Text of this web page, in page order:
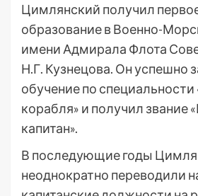
Цимлянский получил
образование в Военно-
имени Адмирала Флота
Н.Г. Кузнецова. Он успешно
обучение по
корабля» и получил звание
капитан».
В последующие годы
неоднократно переводили